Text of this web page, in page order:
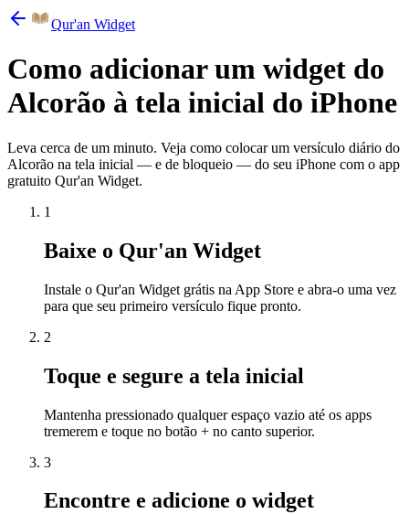
Qur'an Widget
Como adicionar um widget do
Alcorão à tela inicial do iPhone
Leva cerca de um minuto. Veja como colocar um versículo diário do
Alcorão na tela inicial — e de bloqueio — do seu iPhone com o app
gratuito Qur'an Widget.
1
Baixe o Qur'an Widget
Instale o Qur'an Widget grátis na App Store e abra-o uma vez
para que seu primeiro versículo fique pronto.
2
Toque e segure a tela inicial
Mantenha pressionado qualquer espaço vazio até os apps
tremerem e toque no botão + no canto superior.
3
Encontre e adicione o widget